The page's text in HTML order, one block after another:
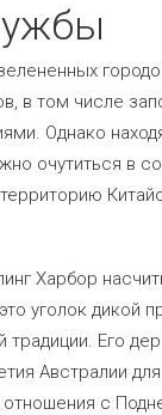
в том числе
Однако
очутиться в
Харбор
уголок дикой
Его
Австралии
с